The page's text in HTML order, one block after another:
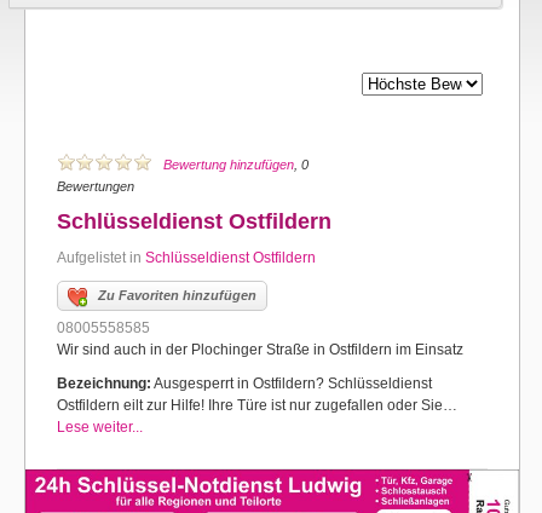
Bewertung hinzufügen , 0
Bewertungen
Schlüsseldienst Ostfildern
Aufgelistet in Schlüsseldienst Ostfildern
Zu Favoriten hinzufügen
08005558585
Wir sind auch in der Plochinger Straße in Ostfildern im Einsatz
Bezeichnung: Ausgesperrt in Ostfildern? Schlüsseldienst
Ostfildern eilt zur Hilfe! Ihre Türe ist nur zugefallen oder Sie…
Lese weiter...